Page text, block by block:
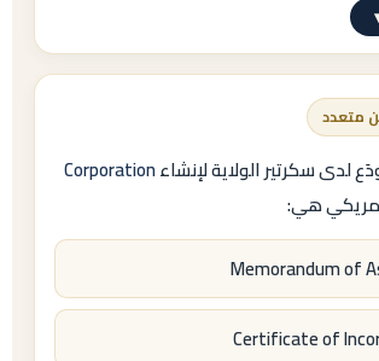
by and between
made and entered on
متعدد
لدى سكرتير الولاية لإنشاءCorporation
هي:
Memorandum of
Certificate of